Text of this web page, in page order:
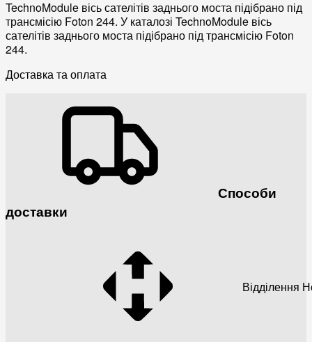
TechnoModule вісь сателітів заднього моста підібрано під
трансмісію Foton 244. У каталозі TechnoModule вісь
сателітів заднього моста підібрано під трансмісію Foton
244.
Доставка та оплата
Способи
доставки
Відділення